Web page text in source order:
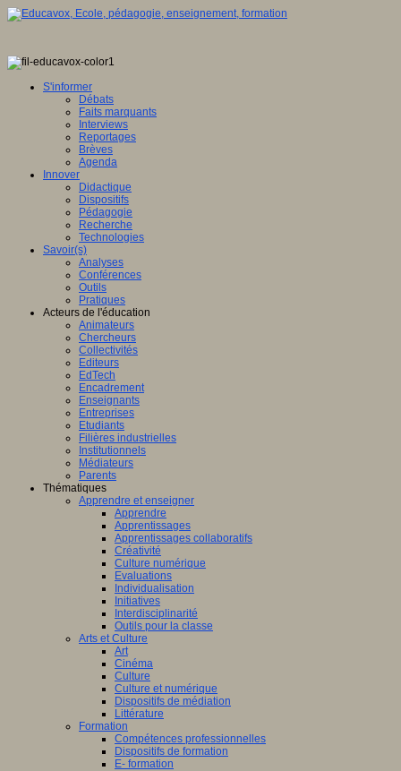
S'informer
Débats
Faits marquants
Interviews
Reportages
Brèves
Agenda
Innover
Didactique
Dispositifs
Pédagogie
Recherche
Technologies
Savoir(s)
Analyses
Conférences
Outils
Pratiques
Acteurs de l'éducation
Animateurs
Chercheurs
Collectivités
Editeurs
EdTech
Encadrement
Enseignants
Entreprises
Etudiants
Filières industrielles
Institutionnels
Médiateurs
Parents
Thématiques
Apprendre et enseigner
Apprendre
Apprentissages
Apprentissages collaboratifs
Créativité
Culture numérique
Evaluations
Individualisation
Initiatives
Interdisciplinarité
Outils pour la classe
Arts et Culture
Art
Cinéma
Culture
Culture et numérique
Dispositifs de médiation
Littérature
Formation
Compétences professionnelles
Dispositifs de formation
E- formation